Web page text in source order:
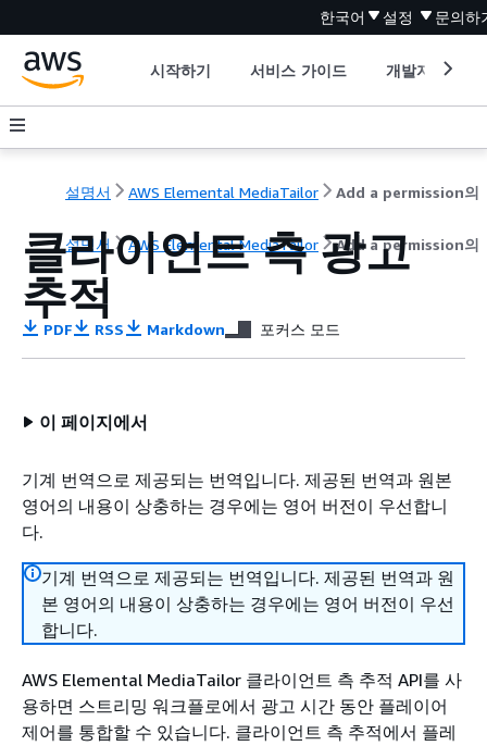
한국어 설정 문의하
시작하기 서비스 가이드 개발자 도구
설명서 AWS Elemental MediaTailor Add a permission의
설명서 AWS Elemental MediaTailor Add a permission의
클라이언트 측 광고
추적
PDF RSS Markdown 포커스 모드
이 페이지에서
기계 번역으로 제공되는 번역입니다. 제공된 번역과 원본
영어의 내용이 상충하는 경우에는 영어 버전이 우선합니
다.
기계 번역으로 제공되는 번역입니다. 제공된 번역과 원
본 영어의 내용이 상충하는 경우에는 영어 버전이 우선
합니다.
AWS Elemental MediaTailor 클라이언트 측 추적 API를 사
용하면 스트리밍 워크플로에서 광고 시간 동안 플레이어
제어를 통합할 수 있습니다. 클라이언트 측 추적에서 플레